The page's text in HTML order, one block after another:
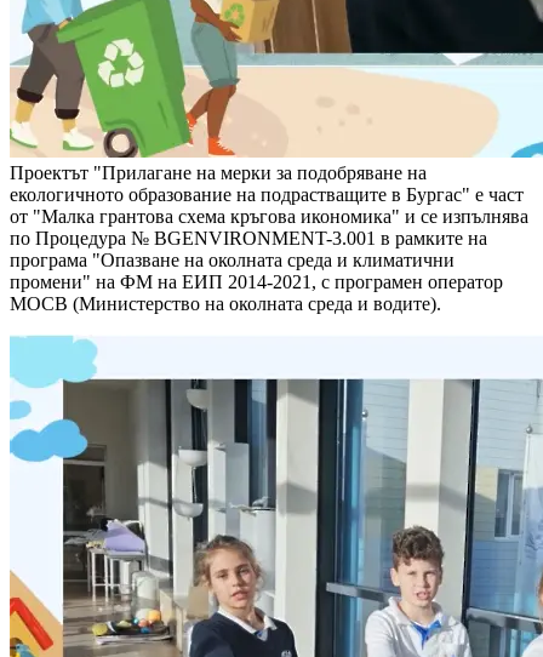
Проектът "Прилагане на мерки за подобряване на
екологичното образование на подрастващите в Бургас" е част
от "Малка грантова схема кръгова икономика" и се изпълнява
по Процедура № BGENVIRONMENT-3.001 в рамките на
програма "Опазване на околната среда и климатични
промени" на ФМ на ЕИП 2014-2021, с програмен оператор
МОСВ (Министерство на околната среда и водите).